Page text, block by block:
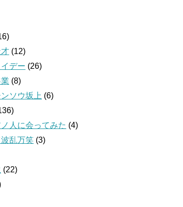
(12)
デー (26)
(8)
ソウ坂上 (6)
人に会ってみた (4)
乱万笑 (3)
(22)